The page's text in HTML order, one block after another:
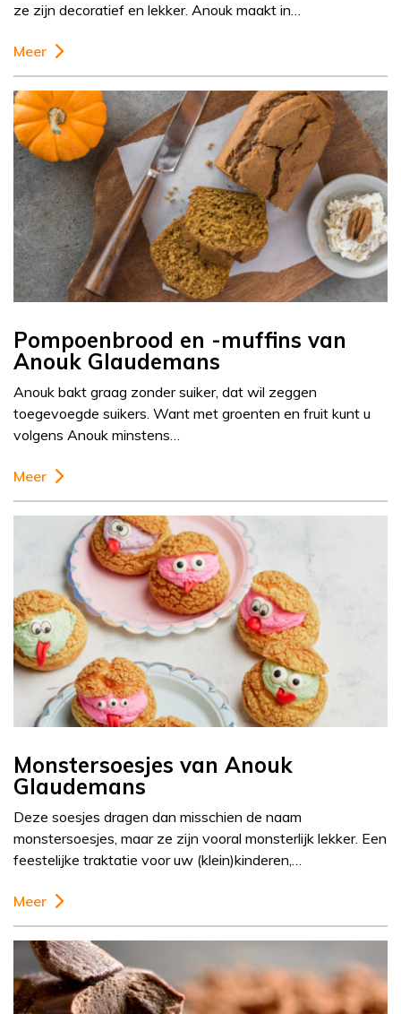
ze zijn decoratief en lekker. Anouk maakt in…
Meer
Pompoenbrood en -muffins van
Anouk Glaudemans
Anouk bakt graag zonder suiker, dat wil zeggen
toegevoegde suikers. Want met groenten en fruit kunt u
volgens Anouk minstens…
Meer
Monstersoesjes van Anouk
Glaudemans
Deze soesjes dragen dan misschien de naam
monstersoesjes, maar ze zijn vooral monsterlijk lekker. Een
feestelijke traktatie voor uw (klein)kinderen,…
Meer